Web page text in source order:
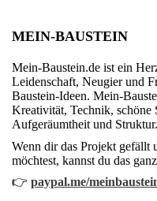
MEIN-BAUSTEIN
Mein-Baustein.de ist ein
Leidenschaft, Neugier und
Baustein-Ideen. Mein-
Kreativität, Technik, schöne
Aufgeräumtheit und Struktur.
Wenn dir das Projekt gefällt
möchtest, kannst du das
👉 paypal.me/